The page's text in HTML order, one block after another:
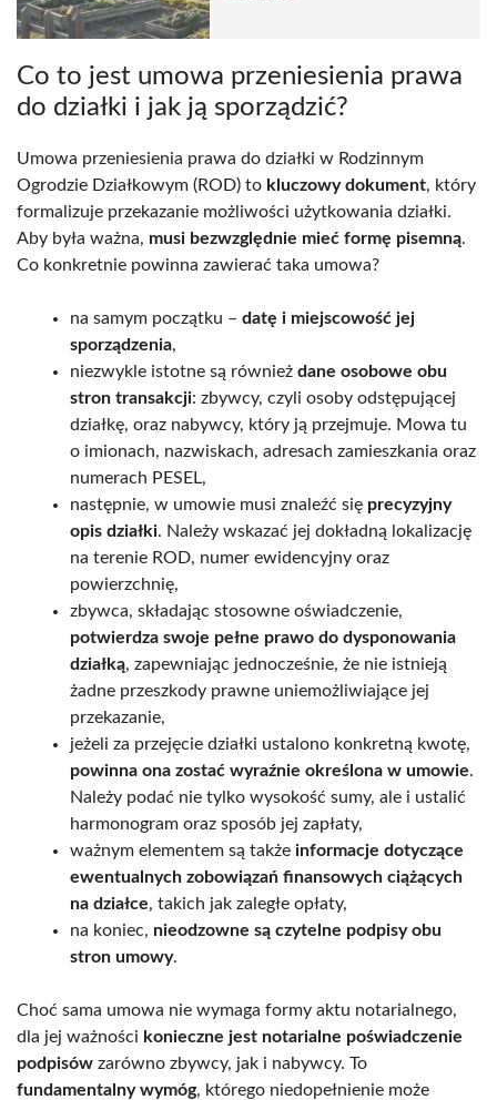
Co to jest umowa przeniesienia prawa
do działki i jak ją sporządzić?
Umowa przeniesienia prawa do działki w Rodzinnym
Ogrodzie Działkowym (ROD) to kluczowy dokument, który
formalizuje przekazanie możliwości użytkowania działki.
Aby była ważna, musi bezwzględnie mieć formę pisemną.
Co konkretnie powinna zawierać taka umowa?
na samym początku – datę i miejscowość jej
sporządzenia,
niezwykle istotne są również dane osobowe obu
stron transakcji: zbywcy, czyli osoby odstępującej
działkę, oraz nabywcy, który ją przejmuje. Mowa tu
o imionach, nazwiskach, adresach zamieszkania oraz
numerach PESEL,
następnie, w umowie musi znaleźć się precyzyjny
opis działki. Należy wskazać jej dokładną lokalizację
na terenie ROD, numer ewidencyjny oraz
powierzchnię,
zbywca, składając stosowne oświadczenie,
potwierdza swoje pełne prawo do dysponowania
działką, zapewniając jednocześnie, że nie istnieją
żadne przeszkody prawne uniemożliwiające jej
przekazanie,
jeżeli za przejęcie działki ustalono konkretną kwotę,
powinna ona zostać wyraźnie określona w umowie.
Należy podać nie tylko wysokość sumy, ale i ustalić
harmonogram oraz sposób jej zapłaty,
ważnym elementem są także informacje dotyczące
ewentualnych zobowiązań finansowych ciążących
na działce, takich jak zaległe opłaty,
na koniec, nieodzowne są czytelne podpisy obu
stron umowy.
Choć sama umowa nie wymaga formy aktu notarialnego,
dla jej ważności konieczne jest notarialne poświadczenie
podpisów zarówno zbywcy, jak i nabywcy. To
fundamentalny wymóg, którego niedopełnienie może